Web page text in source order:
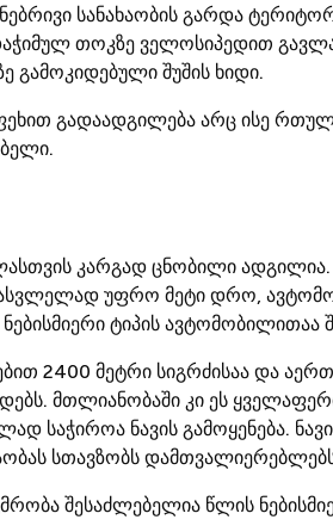
სანახაობის გარდა
თოკზე ველოსიპედით
გამოკიდებული შუშის ხიდი.
გადაადგილება არც ისე
კარგად ცნობილი ადგილია.
უფრო მეტი დრო,
ტიპის ავტომობილითაა
2400 მეტრი სიგრძისაა და
მთლიანობაში კი ეს
საჭიროა ნავის გამოყენება.
სთავზობს
შესაძლებელია წლის